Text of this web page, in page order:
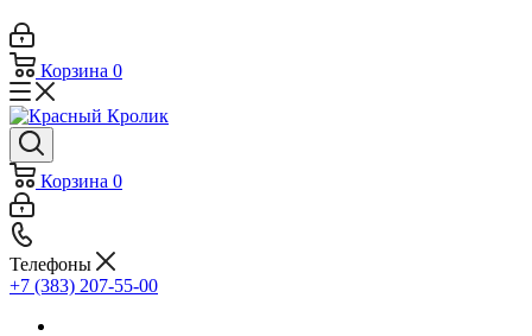
Корзина 0
Корзина 0
Телефоны
+7 (383) 207-55-00